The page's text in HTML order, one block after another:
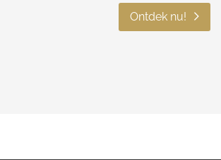
Ontdek nu!